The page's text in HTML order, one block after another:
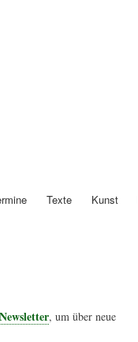
Texte Kunst
, um über neue